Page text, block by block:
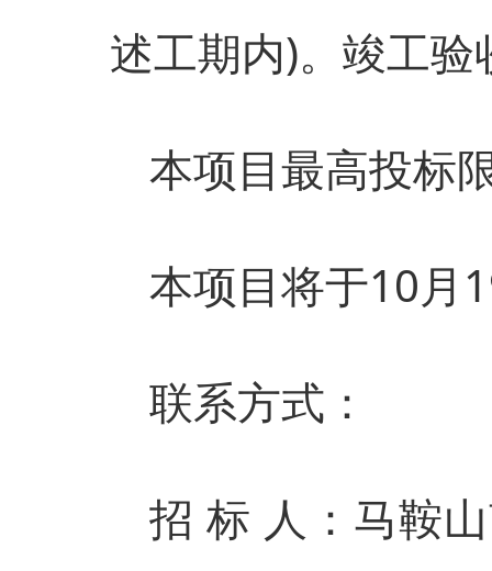
述工期内)。竣工
本项目最高投标
本项目将于10月
联系方式：
招 标 人：马鞍